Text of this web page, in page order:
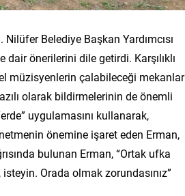
Belediye Başkan Yardımcısı
dair önerilerini dile getirdi. Karşılıklı
müzisyenlerin çalabileceği mekanlar
olarak bildirmelerinin de önemli
uygulamasını kullanarak,
önemine işaret eden Erman,
bulunan Erman, “Ortak ufka
Orada olmak zorundasınız”